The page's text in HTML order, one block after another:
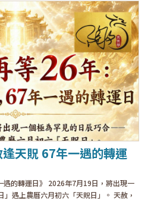
逢天貺 67年一遇的轉運
遇的轉運日》 2026年7月19日，將出現一
遇上農曆六月初六「天貺日」。 天赦，